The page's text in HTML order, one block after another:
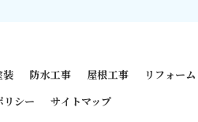
装 防水工事 屋根工事 リフォーム
リシー
サイトマップ